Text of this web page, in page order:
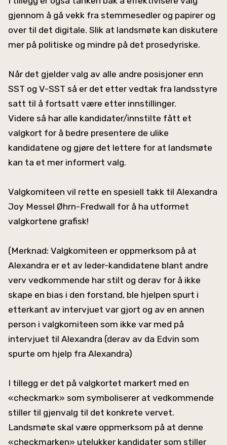
gjennom å gå vekk fra stemmesedler og papirer og
over til det digitale. Slik at landsmøte kan diskutere
mer på politiske og mindre på det prosedyriske.
Når det gjelder valg av alle andre posisjoner enn
SST og V-SST så er det etter vedtak fra landsstyre
satt til å fortsatt være etter innstillinger.
Videre så har alle kandidater/innstilte fått et
valgkort for å bedre presentere de ulike
kandidatene og gjøre det lettere for at landsmøte
kan ta et mer informert valg.
Valgkomiteen vil rette en spesiell takk til Alexandra
Joy Messel Øhrn-Fredwall for å ha utformet
valgkortene grafisk!
(Merknad: Valgkomiteen er oppmerksom på at
Alexandra er et av leder-kandidatene blant andre
verv vedkommende har stilt og derav for å ikke
skape en bias i den forstand, ble hjelpen spurt i
etterkant av intervjuet var gjort og av en annen
person i valgkomiteen som ikke var med på
intervjuet til Alexandra (derav av da Edvin som
spurte om hjelp fra Alexandra)
I tillegg er det på valgkortet markert med en
«checkmark» som symboliserer at vedkommende
stiller til gjenvalg til det konkrete vervet.
Landsmøte skal være oppmerksom på at denne
«checkmarken» utelukker kandidater som stiller